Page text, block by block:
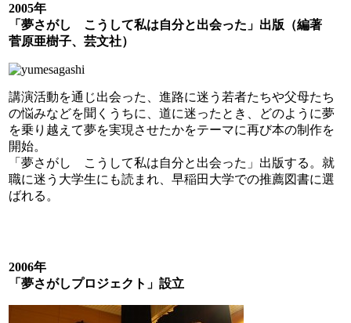
2005年
「夢さがし こうして私は自分と出会った」出版（編著
菅原亜樹子、芸文社）
講演活動を通じ出会った、進路に迷う若者たちや父母たち
の悩みなどを聞くうちに、道に迷ったとき、どのように夢
を乗り越えて夢を実現させたかをテーマに再び本の制作を
開始。
「夢さがし こうして私は自分と出会った」出版する。就
職に迷う大学生にも読まれ、早稲田大学での推薦図書に選
ばれる。
2006年
「夢さがしプロジェクト」設立